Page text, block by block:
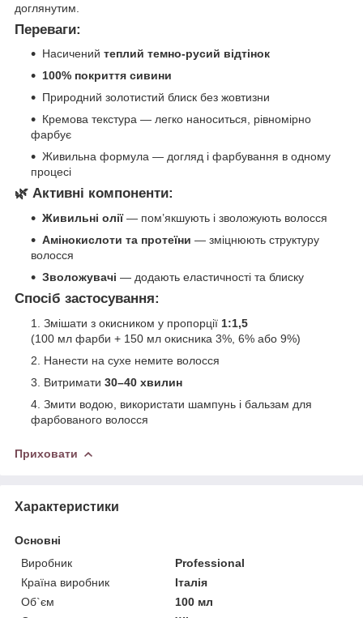
доглянутим.
Переваги:
Насичений теплий темно-русий відтінок
100% покриття сивини
Природний золотистий блиск без жовтизни
Кремова текстура — легко наноситься, рівномірно
фарбує
Живильна формула — догляд і фарбування в одному
процесі
🌿 Активні компоненти:
Живильні олії— пом’якшують і зволожують волосся
Амінокислоти та протеїни — зміцнюють структуру
волосся
Зволожувачі — додають еластичності та блиску
Спосіб застосування:
Змішати з окисником у пропорції 1:1,5
(100 мл фарби + 150 мл окисника 3%, 6% або 9%)
Нанести на сухе немите волосся
Витримати 30–40 хвилин
Змити водою, використати шампунь і бальзам для
фарбованого волосся
Приховати
Характеристики
Основні
Виробник
Professional
Країна виробник
Італія
Об`єм
100 мл